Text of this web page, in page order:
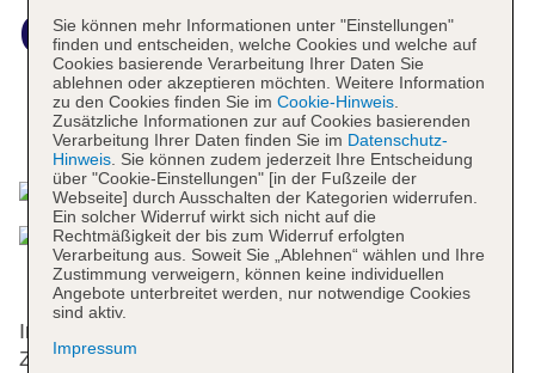
George
Das bietet Ihre Unterkunft
Im Jahr 1795 wurde das Hotel gebaut. Die 249
Zimmer, die 2 Suiten, die 9 Einzel- und die 186
Sie können mehr Informationen unter "Einstellungen"
finden und entscheiden, welche Cookies und welche auf
Cookies basierende Verarbeitung Ihrer Daten Sie
ablehnen oder akzeptieren möchten. Weitere Information
zu den Cookies finden Sie im Cookie-Hinweis.
Zusätzliche Informationen zur auf Cookies basierenden
Verarbeitung Ihrer Daten finden Sie im Datenschutz-
Hinweis. Sie können zudem jederzeit Ihre Entscheidung
über "Cookie-Einstellungen" [in der Fußzeile der
Webseite] durch Ausschalten der Kategorien widerrufen.
Ein solcher Widerruf wirkt sich nicht auf die
Rechtmäßigkeit der bis zum Widerruf erfolgten
Verarbeitung aus. Soweit Sie „Ablehnen“ wählen und Ihre
Zustimmung verweigern, können keine individuellen
Angebote unterbreitet werden, nur notwendige Cookies
sind aktiv.
Impressum